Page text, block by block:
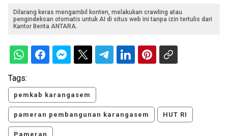
Dilarang keras mengambil konten, melakukan crawling atau
pengindeksan otomatis untuk AI di situs web ini tanpa izin tertulis dari
Kantor Berita ANTARA.
Tags:
pemkab karangasem
pameran pembangunan karangasem HUT RI
Pameran